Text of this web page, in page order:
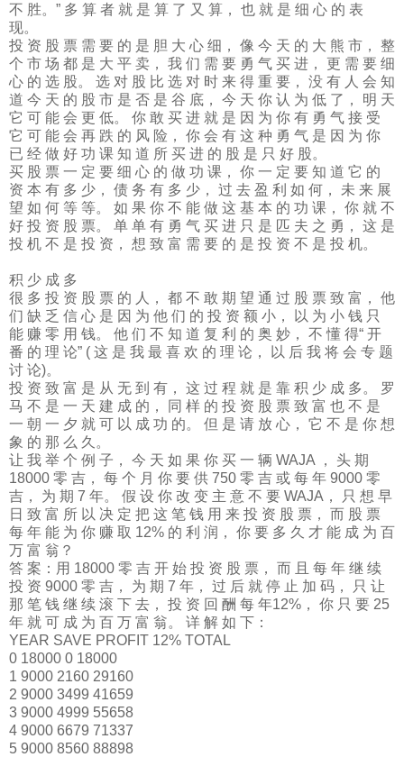
不 胜。” 多 算 者 就 是 算 了 又 算， 也 就 是 细 心 的 表
现。
投 资 股 票 需 要 的 是 胆 大 心 细， 像 今 天 的 大 熊 市， 整
个 市 场 都 是 大 平 卖， 我 们 需 要 勇 气 买 进， 更 需 要 细
心 的 选 股。 选 对 股 比 选 对 时 来 得 重 要， 没 有 人 会 知
道 今 天 的 股 市 是 否 是 谷 底， 今 天 你 认 为 低 了， 明 天
它 可 能 会 更 低。 你 敢 买 进 就 是 因 为 你 有 勇 气 接 受
它 可 能 会 再 跌 的 风 险， 你 会 有 这 种 勇 气 是 因 为 你
已 经 做 好 功 课 知 道 所 买 进 的 股 是 只 好 股。
买 股 票 一 定 要 细 心 的 做 功 课， 你 一 定 要 知 道 它 的
资 本 有 多 少， 债 务 有 多 少， 过 去 盈 利 如 何， 未 来 展
望 如 何 等 等。 如 果 你 不 能 做 这 基 本 的 功 课， 你 就 不
好 投 资 股 票。 单 单 有 勇 气 买 进 只 是 匹 夫 之 勇， 这 是
投 机 不 是 投 资， 想 致 富 需 要 的 是 投 资 不 是 投 机。
积 少 成 多
很 多 投 资 股 票 的 人， 都 不 敢 期 望 通 过 股 票 致 富， 他
们 缺 乏 信 心 是 因 为 他 们 的 投 资 额 小， 以 为 小 钱 只
能 赚 零 用 钱。 他 们 不 知 道 复 利 的 奥 妙， 不 懂 得“ 开
番 的 理 论” ( 这 是 我 最 喜 欢 的 理 论， 以 后 我 将 会 专 题
讨 论)。
投 资 致 富 是 从 无 到 有， 这 过 程 就 是 靠 积 少 成 多。 罗
马 不 是 一 天 建 成 的， 同 样 的 投 资 股 票 致 富 也 不 是
一 朝 一 夕 就 可 以 成 功 的。 但 是 请 放 心， 它 不 是 你 想
象 的 那 么 久。
让 我 举 个 例 子， 今 天 如 果 你 买 一 辆 WAJA ， 头 期
18000 零 吉， 每 个 月 你 要 供 750 零 吉 或 每 年 9000 零
吉， 为 期 7 年。 假 设 你 改 变 主 意 不 要 WAJA， 只 想 早
日 致 富 所 以 决 定 把 这 笔 钱 用 来 投 资 股 票， 而 股 票
每 年 能 为 你 赚 取 12% 的 利 润， 你 要 多 久 才 能 成 为 百
万 富 翁？
答 案：用 18000 零 吉 开 始 投 资 股 票， 而 且 每 年 继 续
投 资 9000 零 吉， 为 期 7 年， 过 后 就 停 止 加 码， 只 让
那 笔 钱 继 续 滚 下 去， 投 资 回 酬 每 年12%， 你 只 要 25
年 就 可 成 为 百 万 富 翁。 详 解 如 下：
YEAR SAVE PROFIT 12% TOTAL
0 18000 0 18000
1 9000 2160 29160
2 9000 3499 41659
3 9000 4999 55658
4 9000 6679 71337
5 9000 8560 88898